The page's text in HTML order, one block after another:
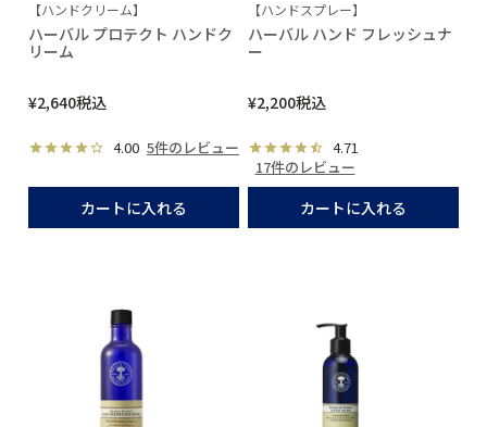
【ハンドクリーム】
ハーバル プロテクト ハンドク
リーム
¥2,640税込
4.00 5件のレビュー
カートに入れる
【ハンドスプレー】
ハーバル ハンド フレッシュナ
ー
¥2,200税込
4.71
17件のレビュー
カートに入れる